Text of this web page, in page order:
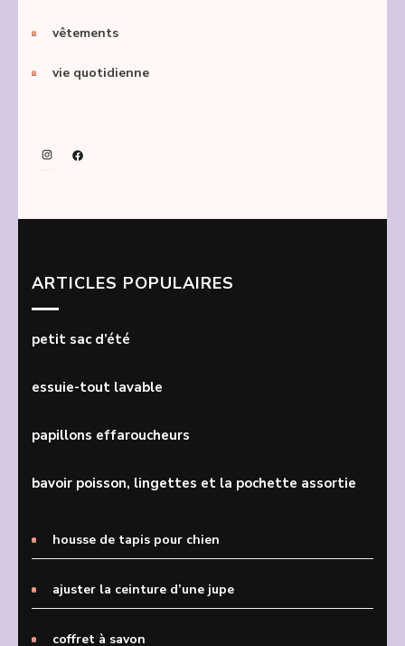
vêtements
vie quotidienne
InstagramFacebook
ARTICLES POPULAIRES
petit sac d’été
essuie-tout lavable
papillons effaroucheurs
bavoir poisson, lingettes et la pochette assortie
housse de tapis pour chien
ajuster la ceinture d’une jupe
coffret à savon